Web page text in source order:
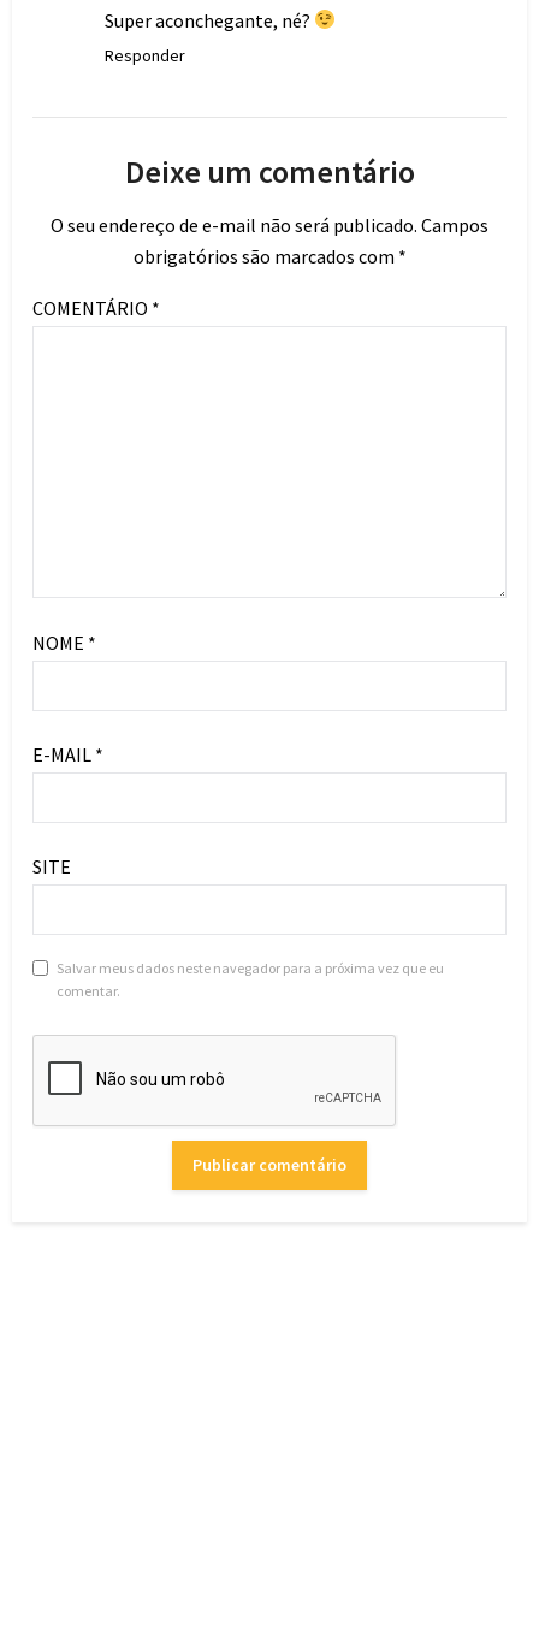
Super aconchegante, né?
Responder
Deixe um comentário
O seu endereço de e-mail não será publicado. Campos
obrigatórios são marcados com *
COMENTÁRIO *
NOME *
E-MAIL *
SITE
Salvar meus dados neste navegador para a próxima vez que eu
comentar.